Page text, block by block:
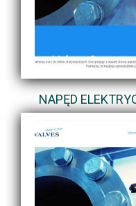
NAPĘD